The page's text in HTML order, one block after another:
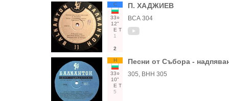
С
33○
12"
Е Т
1
2
П. ХАДЖИЕВ
ВСА 304
Н
33○
10"
Е Т
5
Песни от Събора -
305, ВНН 305